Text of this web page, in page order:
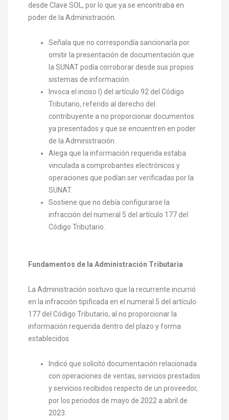
desde Clave SOL, por lo que ya se encontraba en
poder de la Administración.
Señala que no correspondía sancionarla por
omitir la presentación de documentación que
la SUNAT podía corroborar desde sus propios
sistemas de información.
Invoca el inciso l) del artículo 92 del Código
Tributario, referido al derecho del
contribuyente a no proporcionar documentos
ya presentados y que se encuentren en poder
de la Administración.
Alega que la información requerida estaba
vinculada a comprobantes electrónicos y
operaciones que podían ser verificadas por la
SUNAT.
Sostiene que no debía configurarse la
infracción del numeral 5 del artículo 177 del
Código Tributario.
Fundamentos de la Administración Tributaria
La Administración sostuvo que la recurrente incurrió
en la infracción tipificada en el numeral 5 del artículo
177 del Código Tributario, al no proporcionar la
información requerida dentro del plazo y forma
establecidos.
Indicó que solicitó documentación relacionada
con operaciones de ventas, servicios prestados
y servicios recibidos respecto de un proveedor,
por los periodos de mayo de 2022 a abril de
2023.